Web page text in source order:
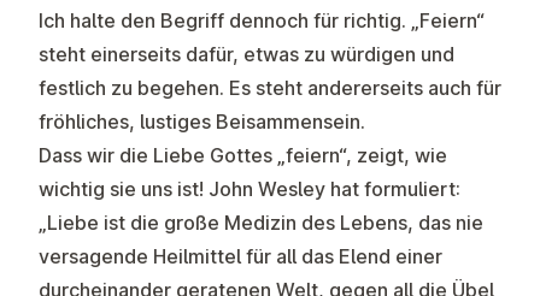
Ich halte den Begriff dennoch für richtig. „Feiern“
steht einerseits dafür, etwas zu würdigen und
festlich zu begehen. Es steht andererseits auch für
fröhliches, lustiges Beisammensein.
Dass wir die Liebe Gottes „feiern“, zeigt, wie
wichtig sie uns ist! John Wesley hat formuliert:
„Liebe ist die große Medizin des Lebens, das nie
versagende Heilmittel für all das Elend einer
durcheinander geratenen Welt, gegen all die Übel